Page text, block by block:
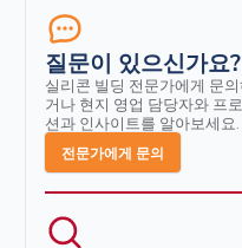
질문이 있으신가요?
실리콘 빌딩 전문가에게 문
거나 현지 영업 담당자와 프
션과 인사이트를 알아보세요.
전문가에게 문의